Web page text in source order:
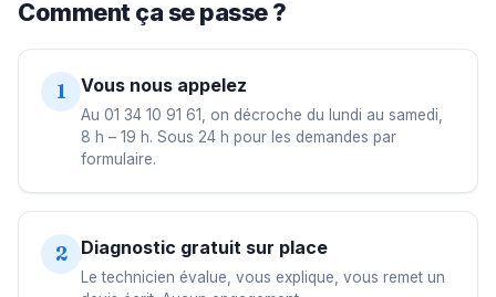
Comment ça se passe ?
1 Vous nous appelez
Au 01 34 10 91 61, on décroche du lundi au samedi,
8 h – 19 h. Sous 24 h pour les demandes par
formulaire.
2 Diagnostic gratuit sur place
Le technicien évalue, vous explique, vous remet un